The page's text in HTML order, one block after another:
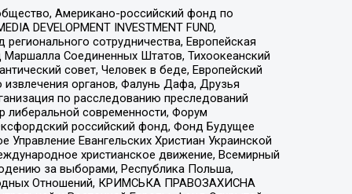
Американо-российский фонд по
DEVELOPMENT INVESTMENT FUND,
сотрудничества, Европейская
Соединенных Штатов, Тихоокеанский
совет, Человек в беде, Европейский
органов, Фалунь Дафа, Друзья
по расследованию преследований
либеральной современности, Форум
российский фонд, Фонд Будущее
Евангельских Христиан Украинской
христианское движение, Всемирный
за выборами, Республика Польша,
Отношений, КРИМСЬКА ПРАВОЗАХИСНА